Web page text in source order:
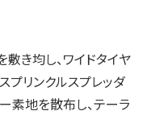
き均し、ワイドタイヤ
プリンクルスプレッダ
素地を散布し、テーラ